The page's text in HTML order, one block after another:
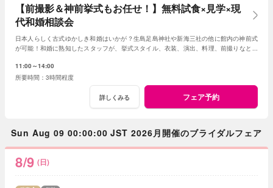
【前撮影＆神前挙式もお任せ！】無料試食×見学×現
代和婚相談会
日本人らしく古式ゆかしき和婚はいかが？生島足島神社や新海三社の他に館内の神前式
が可能！和婚に熟知したスタッフが、挙式スタイル、衣装、演出、料理、前撮りなどト
11:00～14:00
3時間程度
詳しくみる フェア予約
Sun Aug 09 00:00:00 JST 2026月開催のブライダルフェア
8/9 (日)